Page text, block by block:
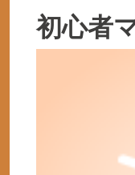
初心者